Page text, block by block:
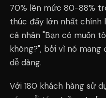
70% lên mức 80-88%
thúc đẩy lớn nhất chính
cá nhân "Bạn có muốn
không?", bởi vì nó
dễ dàng.
Với 180 khách hàng sử